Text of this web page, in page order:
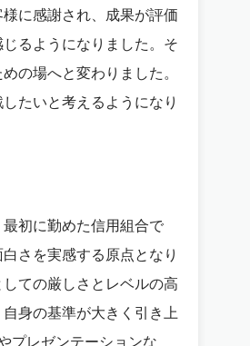
に感謝され、成果が評価
るようになりました。そ
の場へと変わりました。
たいと考えるようになり
初に勤めた信用組合で
さを実感する原点となり
ての厳しさとレベルの高
身の基準が大きく引き上
プレゼンテーションな